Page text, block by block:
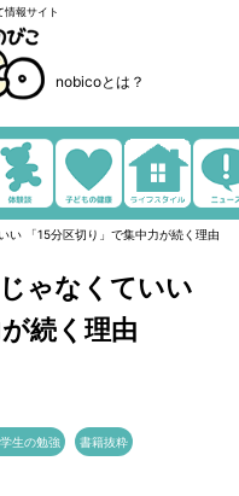
報サイト
nobicoとは？
い 「15分区切り」で集中力が続く理由
ゃなくていい
続く理由
生の勉強 書籍抜粋